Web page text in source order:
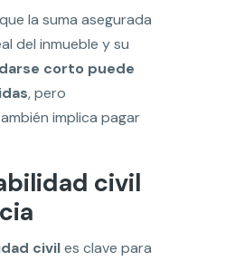
la suma asegurada
del inmueble y su
corto puede
, pero
implica pagar
civil
civiles clave para